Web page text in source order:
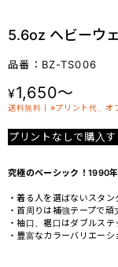
5.6oz ヘビーウ
品番：BZ-TS006
¥1,650～
送料無料丨※プリント代、オ
プリントなしで購入す
究極のベーシック！1990
・着る人を選ばないスタ
・首周りは補強テープで頑
・袖口、裾口はダブルス
・豊富なカラーバリエーシ